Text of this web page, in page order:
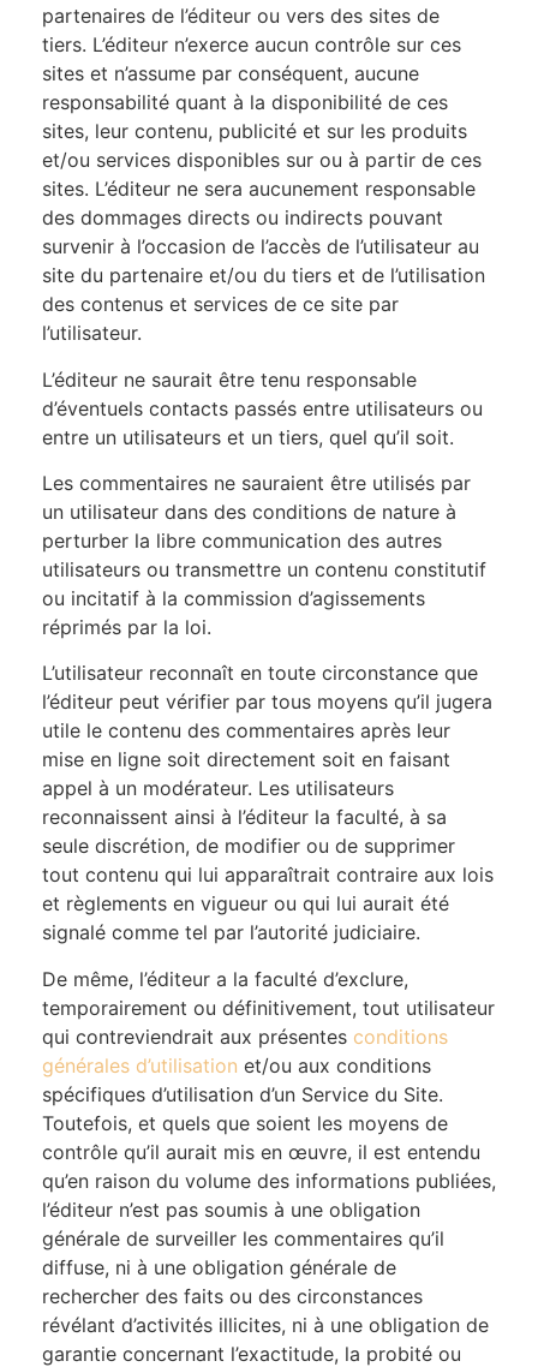
partenaires de l’éditeur ou vers des sites de
tiers. L’éditeur n’exerce aucun contrôle sur ces
sites et n’assume par conséquent, aucune
responsabilité quant à la disponibilité de ces
sites, leur contenu, publicité et sur les produits
et/ou services disponibles sur ou à partir de ces
sites. L’éditeur ne sera aucunement responsable
des dommages directs ou indirects pouvant
survenir à l’occasion de l’accès de l’utilisateur au
site du partenaire et/ou du tiers et de l’utilisation
des contenus et services de ce site par
l’utilisateur.
L’éditeur ne saurait être tenu responsable
d’éventuels contacts passés entre utilisateurs ou
entre un utilisateurs et un tiers, quel qu’il soit.
Les commentaires ne sauraient être utilisés par
un utilisateur dans des conditions de nature à
perturber la libre communication des autres
utilisateurs ou transmettre un contenu constitutif
ou incitatif à la commission d’agissements
réprimés par la loi.
L’utilisateur reconnaît en toute circonstance que
l’éditeur peut vérifier par tous moyens qu’il jugera
utile le contenu des commentaires après leur
mise en ligne soit directement soit en faisant
appel à un modérateur. Les utilisateurs
reconnaissent ainsi à l’éditeur la faculté, à sa
seule discrétion, de modifier ou de supprimer
tout contenu qui lui apparaîtrait contraire aux lois
et règlements en vigueur ou qui lui aurait été
signalé comme tel par l’autorité judiciaire.
De même, l’éditeur a la faculté d’exclure,
temporairement ou définitivement, tout utilisateur
qui contreviendrait aux présentes conditions
générales d’utilisation et/ou aux conditions
spécifiques d’utilisation d’un Service du Site.
Toutefois, et quels que soient les moyens de
contrôle qu’il aurait mis en œuvre, il est entendu
qu’en raison du volume des informations publiées,
l’éditeur n’est pas soumis à une obligation
générale de surveiller les commentaires qu’il
diffuse, ni à une obligation générale de
rechercher des faits ou des circonstances
révélant d’activités illicites, ni à une obligation de
garantie concernant l’exactitude, la probité ou